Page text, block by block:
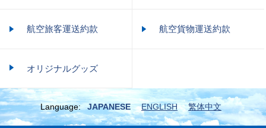
航空旅客運送約款 航空貨物運送約款
オリジナルグッズ
Language: JAPANESE ENGLISH 繁体中文